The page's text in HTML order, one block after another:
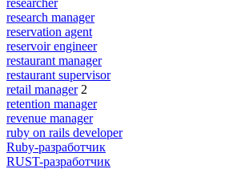
research manager
reservation agent
reservoir engineer
restaurant manager
restaurant supervisor
retail manager 2
retention manager
revenue manager
ruby on rails developer
Ruby-разработчик
RUST-разработчик